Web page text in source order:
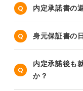
内定承諾書の
身元保証書の
内定承諾後も
か？